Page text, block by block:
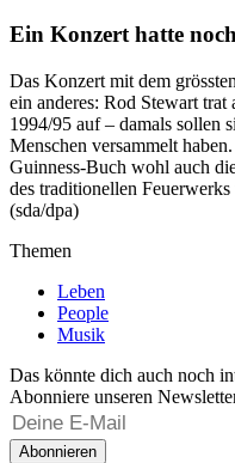
Ein Konzert hatte
Das Konzert mit dem
ein anderes: Rod Stewart
1994/95 auf – damals sollen
Menschen versammelt
Guinness-Buch wohl auch
des traditionellen
(sda/dpa)
Themen
Leben
People
Musik
Das könnte dich auch noch
Abonniere unseren
Abonnieren